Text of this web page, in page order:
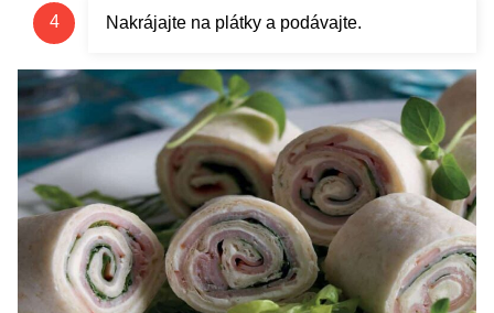
Nakrájajte na plátky a podávajte.